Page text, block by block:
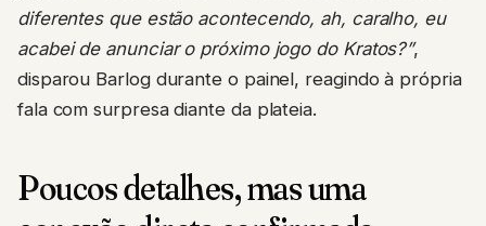
diferentes que estão acontecendo, ah, caralho, eu
acabei de anunciar o próximo jogo do Kratos?”,
disparou Barlog durante o painel, reagindo à própria
fala com surpresa diante da plateia.
Poucos detalhes, mas uma